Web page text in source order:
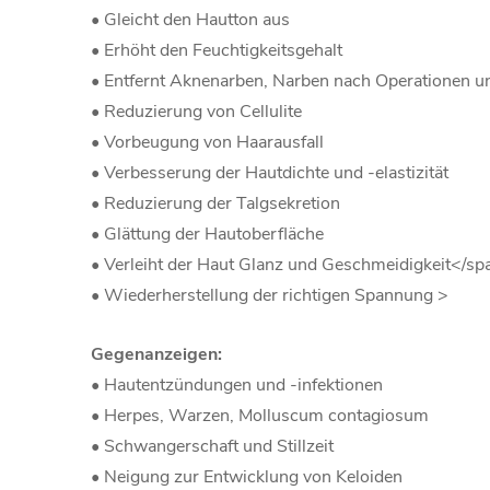
• Gleicht den Hautton aus
• Erhöht den Feuchtigkeitsgehalt
• Entfernt Aknenarben, Narben nach Operationen
• Reduzierung von Cellulite
• Vorbeugung von Haarausfall
• Verbesserung der Hautdichte und -elastizität
• Reduzierung der Talgsekretion
• Glättung der Hautoberfläche
• Verleiht der Haut Glanz und Geschmeidigkeit</
• Wiederherstellung der richtigen Spannung >
Gegenanzeigen:
• Hautentzündungen und -infektionen
• Herpes, Warzen, Molluscum contagiosum
• Schwangerschaft und Stillzeit
• Neigung zur Entwicklung von Keloiden